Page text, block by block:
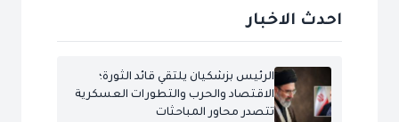
احدث الاخبار
الرئيس بزشكيان يلتقي قائد الثورة؛
الاقتصاد والحرب والتطورات العسكرية
تتصدر محاور المباحثات